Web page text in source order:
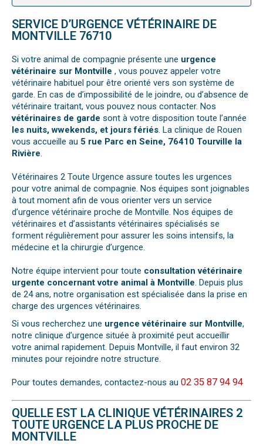
SERVICE D’URGENCE VÉTÉRINAIRE DE
MONTVILLE 76710
Si votre animal de compagnie présente une urgence
vétérinaire sur Montville , vous pouvez appeler votre
vétérinaire habituel pour être orienté vers son système de
garde. En cas de d’impossibilité de le joindre, ou d’absence de
vétérinaire traitant, vous pouvez nous contacter. Nos
vétérinaires de garde sont à votre disposition toute l’année
les nuits, wwekends, et jours fériés. La clinique de Rouen
vous accueille au 5 rue Parc en Seine, 76410 Tourville la
Rivière.
Vétérinaires 2 Toute Urgence assure toutes les urgences
pour votre animal de compagnie. Nos équipes sont joignables
à tout moment afin de vous orienter vers un service
d’urgence vétérinaire proche de Montville. Nos équipes de
vétérinaires et d’assistants vétérinaires spécialisés se
forment régulièrement pour assurer les soins intensifs, la
médecine et la chirurgie d’urgence.
Notre équipe intervient pour toute consultation vétérinaire
urgente concernant votre animal à Montville. Depuis plus
de 24 ans, notre organisation est spécialisée dans la prise en
charge des urgences vétérinaires.
Si vous recherchez une urgence vétérinaire sur Montville,
notre clinique d’urgence située à proximité peut accueillir
votre animal rapidement. Depuis Montville, il faut environ 32
minutes pour rejoindre notre structure.
Pour toutes demandes, contactez-nous au 02 35 87 94 94
QUELLE EST LA CLINIQUE VÉTÉRINAIRES 2
TOUTE URGENCE LA PLUS PROCHE DE
MONTVILLE